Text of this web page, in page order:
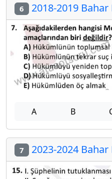
6 2018-2019 Bahar
A B
7 2023-2024 Bahar